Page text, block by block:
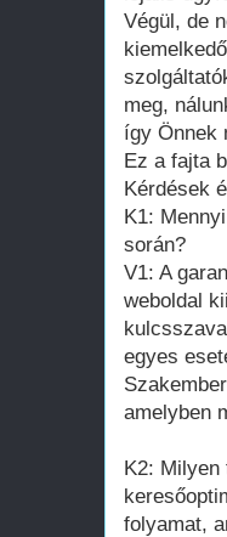
Végül, de
meg,
így Önnek
Ez a fajta
Kérdések
K1:
során?
V1: A
weboldal
egyes
amelyben
K2:
folyamat,